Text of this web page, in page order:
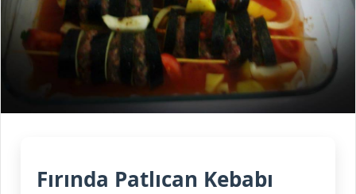
Fırında Patlıcan Kebabı